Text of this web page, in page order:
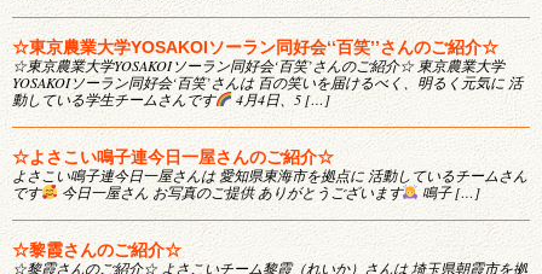
☆東京農業大学YOSAKOIソーラン同好会‘‘百笑’’さんのご紹介☆
☆東京農業大学YOSAKOIソーラン同好会‘百笑’さんのご紹介☆ 東京農業大学
YOSAKOIソーラン同好会‘百笑’さんは 百の笑いを届けるべく、明るく元気に 活
動している学生チームさんです
4月4日、5 […]
☆よさこい鳴子連今日一屋さんのご紹介☆
よさこい鳴子連今日一屋さんは 愛知県東海市を拠点に 活動しているチームさん
です
今日一屋さん お写真のご提供 ありがとうございます 鳴子 […]
☆黎霞さんのご紹介☆
☆黎霞さんのご紹介☆ よさこいチーム黎霞（れいか）さんは 埼玉県朝霞市を拠